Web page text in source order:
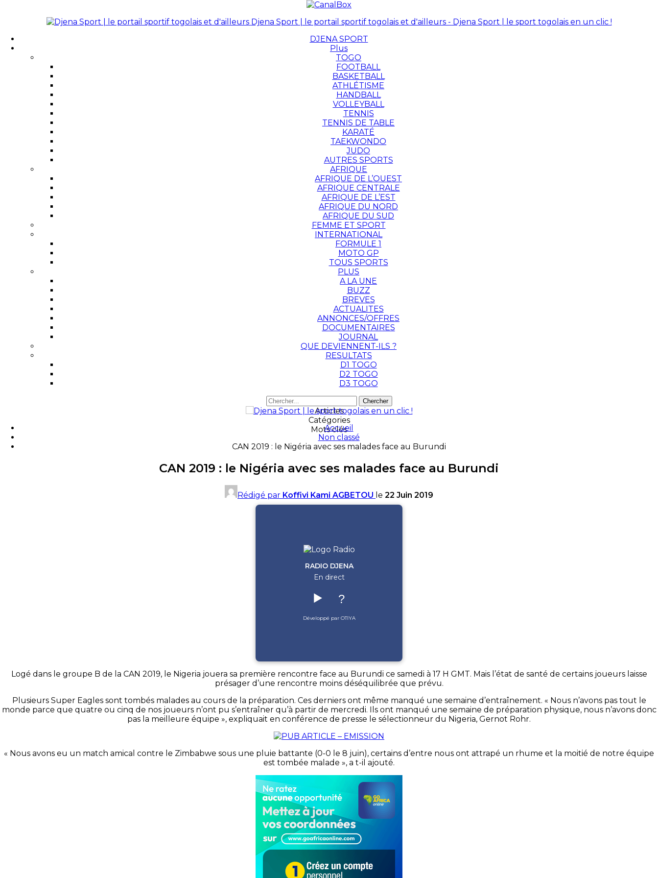
Djena Sport | le portail sportif togolais et d'ailleurs - Djena Sport | le sport togolais en un clic !
DJENA SPORT
Plus
TOGO
FOOTBALL
BASKETBALL
ATHLÉTISME
HANDBALL
VOLLEYBALL
TENNIS
TENNIS DE TABLE
KARATÉ
TAEKWONDO
JUDO
AUTRES SPORTS
AFRIQUE
AFRIQUE DE L’OUEST
AFRIQUE CENTRALE
AFRIQUE DE L’EST
AFRIQUE DU NORD
AFRIQUE DU SUD
FEMME ET SPORT
INTERNATIONAL
FORMULE 1
MOTO GP
TOUS SPORTS
PLUS
A LA UNE
BUZZ
BREVES
ACTUALITES
ANNONCES/OFFRES
DOCUMENTAIRES
JOURNAL
QUE DEVIENNENT-ILS ?
RESULTATS
D1 TOGO
D2 TOGO
D3 TOGO
Articles
Catégories
Mots clés
Accueil
Non classé
CAN 2019 : le Nigéria avec ses malades face au Burundi
CAN 2019 : le Nigéria avec ses malades face au Burundi
Rédigé par Koffivi Kami AGBETOU le 22 Juin 2019
RADIO DJENA
En direct
▶️ ?
Développé par OTIYA
Logé dans le groupe B de la CAN 2019, le Nigeria jouera sa première rencontre face au Burundi ce samedi à 17 H GMT. Mais l’état de santé de certains joueurs laisse
présager d’une rencontre moins déséquilibrée que prévu.
Plusieurs Super Eagles sont tombés malades au cours de la préparation. Ces derniers ont même manqué une semaine d’entraînement. « Nous n’avons pas tout le
monde parce que quatre ou cinq de nos joueurs n’ont pu s’entraîner qu’à partir de mercredi. Ils ont manqué une semaine de préparation physique, nous n’avons donc
pas la meilleure équipe », expliquait en conférence de presse le sélectionneur du Nigeria, Gernot Rohr.
« Nous avons eu un match amical contre le Zimbabwe sous une pluie battante (0-0 le 8 juin), certains d’entre nous ont attrapé un rhume et la moitié de notre équipe
est tombée malade », a t-il ajouté.